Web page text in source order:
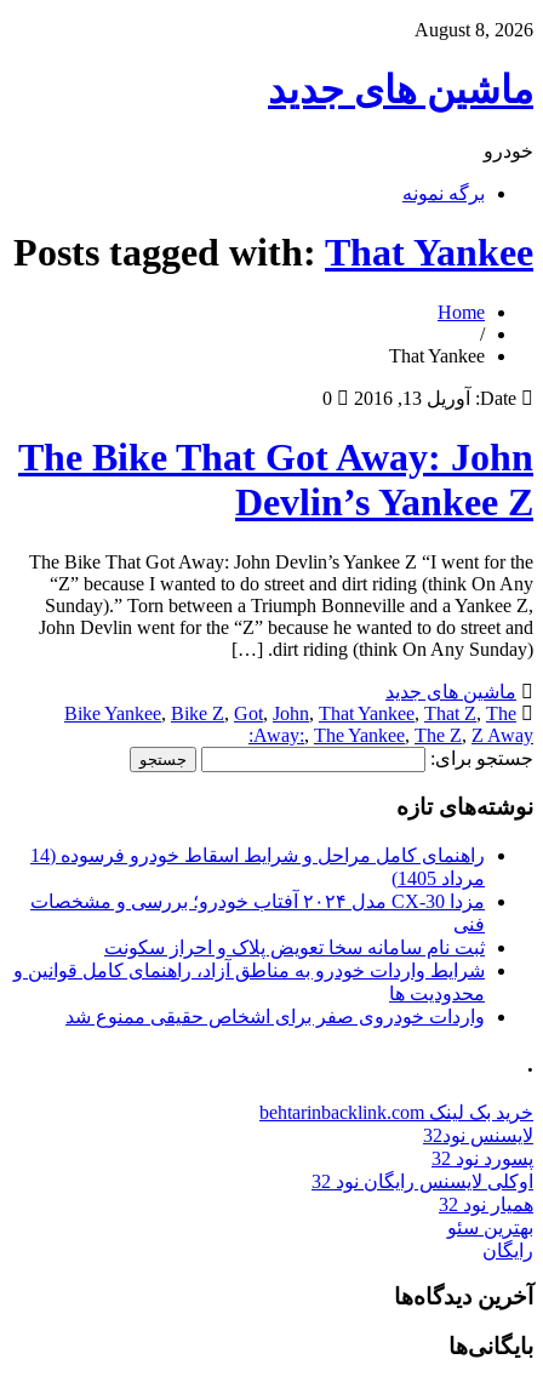
August 8, 2026
ماشین های جدید
خودرو
برگه نمونه
Posts tagged with: That Yankee
Home
/
That Yankee
Date: آوریل 13, 2016 0
The Bike That Got Away: John
Devlin’s Yankee Z
The Bike That Got Away: John Devlin’s Yankee Z “I went for the
“Z” because I wanted to do street and dirt riding (think On Any
Sunday).” Torn between a Triumph Bonneville and a Yankee Z,
John Devlin went for the “Z” because he wanted to do street and
dirt riding (think On Any Sunday). […]
ماشین های جدید
Bike Yankee, Bike Z, Got, John, That Yankee, That Z, The
Away:, The Yankee, The Z, Z Away:
جستجو برای:
نوشته‌های تازه
راهنمای کامل مراحل و شرایط اسقاط خودرو فرسوده (14
مرداد 1405)
مزدا CX-30 مدل ۲۰۲۴ آفتاب خودرو؛ بررسی و مشخصات
فنی
ثبت نام سامانه سخا تعویض پلاک و احراز سکونت
شرایط واردات خودرو به مناطق آزاد، راهنمای کامل قوانین و
محدودیت ها
واردات خودروی صفر برای اشخاص حقیقی ممنوع شد
.
خرید بک لینک behtarinbacklink.com
لایسنس نود32
پسورد نود 32
اوکلی لایسنس رایگان نود 32
همیار نود 32
بهترین سئو
رایگان
آخرین دیدگاه‌ها
بایگانی‌ها